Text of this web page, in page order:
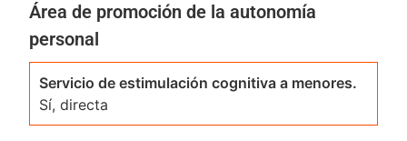
Área de promoción de la autonomía
personal
Servicio de estimulación cognitiva a menores.
Sí, directa